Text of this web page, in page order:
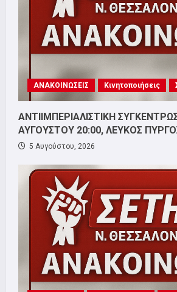
ΑΝΑΚΟΙΝΩΣΕΙΣ Κινητοποιήσεις
ΑΝΤΙΙΜΠΕΡΙΑΛΙΣΤΙΚΗ
ΑΥΓΟΥΣΤΟΥ 20:00, ΛΕΥΚΟΣ
5 Αυγούστου, 2026